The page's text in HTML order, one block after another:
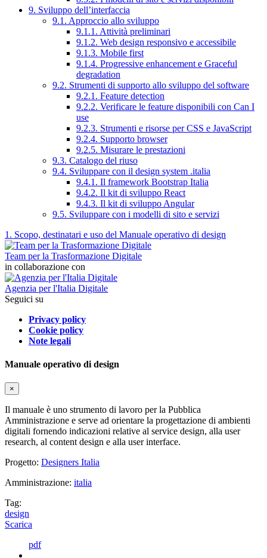
9. Sviluppo dell’interfaccia
9.1. Approccio allo sviluppo
9.1.1. Attività preliminari
9.1.2. Web design responsivo e accessibile
9.1.3. Mobile first
9.1.4. Progressive enhancement e Graceful
degradation
9.2. Strumenti di supporto allo sviluppo del software
9.2.1. Feature detection
9.2.2. Verificare le feature disponibili con Can I
use
9.2.3. Strumenti e risorse per CSS e JavaScript
9.2.4. Supporto browser
9.2.5. Misurare le prestazioni
9.3. Catalogo del riuso
9.4. Sviluppare con il design system .italia
9.4.1. Il framework Bootstrap Italia
9.4.2. Il kit di sviluppo React
9.4.3. Il kit di sviluppo Angular
9.5. Sviluppare con i modelli di sito e servizi
1. Scopo, destinatari e uso del Manuale operativo di design
Team per la Trasformazione Digitale
in collaborazione con
Agenzia per l'Italia Digitale
Seguici su
Privacy policy
Cookie policy
Note legali
Manuale operativo di design
×
Il manuale è uno strumento di lavoro per la Pubblica
Amministrazione e serve ad orientare la progettazione di ambienti
digitali fornendo indicazioni relative al service design, alla user
research, al content design e alla user interface.
Progetto: Designers Italia
Amministrazione: italia
Tag:
design
Scarica
pdf